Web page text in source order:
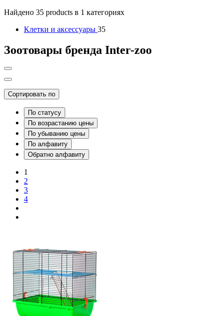
Найдено 35 products в 1 категориях
Клетки и аксессуары 35
Зоотовары бренда Inter-zoo
Сортировать по
По статусу
По возрастанию цены
По убыванию цены
По алфавиту
Обратно алфавиту
1
2
3
4